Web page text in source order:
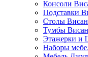
Консоли
Подставки
Столы Висан
Тумбы Висан
Этажерки и
Наборы